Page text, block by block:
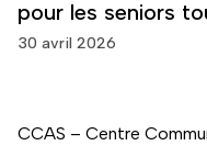
pour les seniors
30 avril 2026
CCAS – Centre